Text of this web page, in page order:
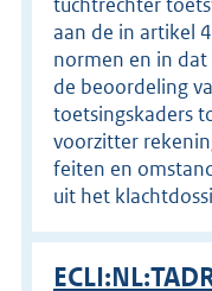
aan de in artikel
normen en in
de beoordeling
toetsingskaders
voorzitter
feiten en
uit het